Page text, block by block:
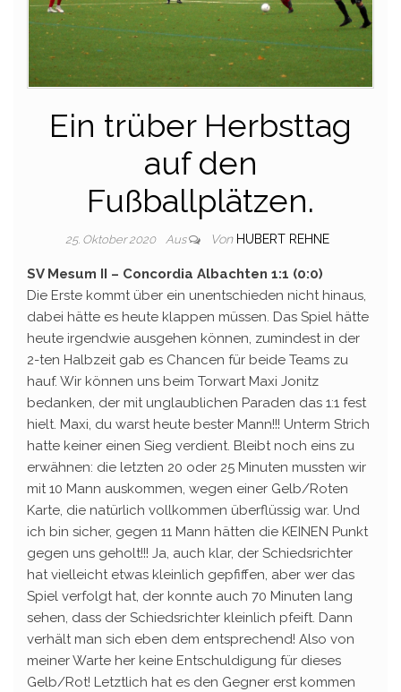
Ein trüber Herbsttag
auf den
Fußballplätzen.
25. Oktober 2020 Aus Von HUBERT REHNE
SV Mesum II – Concordia Albachten 1:1 (0:0)
Die Erste kommt über ein unentschieden nicht hinaus,
dabei hätte es heute klappen müssen. Das Spiel hätte
heute irgendwie ausgehen können, zumindest in der
2-ten Halbzeit gab es Chancen für beide Teams zu
hauf. Wir können uns beim Torwart Maxi Jonitz
bedanken, der mit unglaublichen Paraden das 1:1 fest
hielt. Maxi, du warst heute bester Mann!!! Unterm Strich
hatte keiner einen Sieg verdient. Bleibt noch eins zu
erwähnen: die letzten 20 oder 25 Minuten mussten wir
mit 10 Mann auskommen, wegen einer Gelb/Roten
Karte, die natürlich vollkommen überflüssig war. Und
ich bin sicher, gegen 11 Mann hätten die KEINEN Punkt
gegen uns geholt!!! Ja, auch klar, der Schiedsrichter
hat vielleicht etwas kleinlich gepfiffen, aber wer das
Spiel verfolgt hat, der konnte auch 70 Minuten lang
sehen, dass der Schiedsrichter kleinlich pfeift. Dann
verhält man sich eben dem entsprechend! Also von
meiner Warte her keine Entschuldigung für dieses
Gelb/Rot! Letztlich hat es den Gegner erst kommen